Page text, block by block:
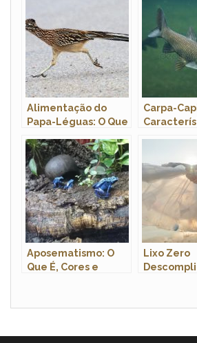
e no Mundo
Alimentação do
Papa-Léguas: O Que
Carpa-
Habitat e
Aposematismo: O
Que É, Cores e
Lixo Zero